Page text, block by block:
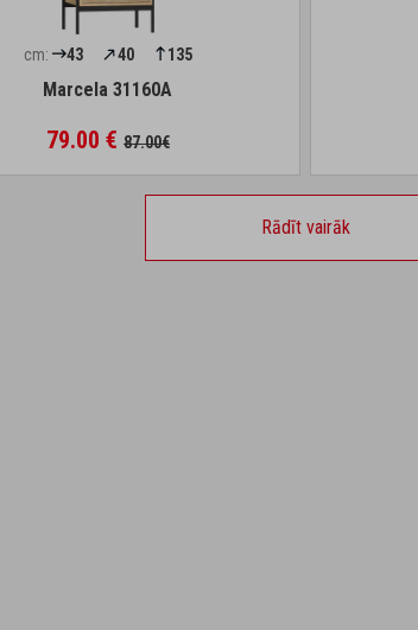
cm: 43 40 135
Marcela 31160A
79.00 € 87.00€
Rādīt vairāk